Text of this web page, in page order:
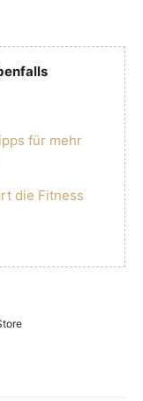
für mehr
die Fitness